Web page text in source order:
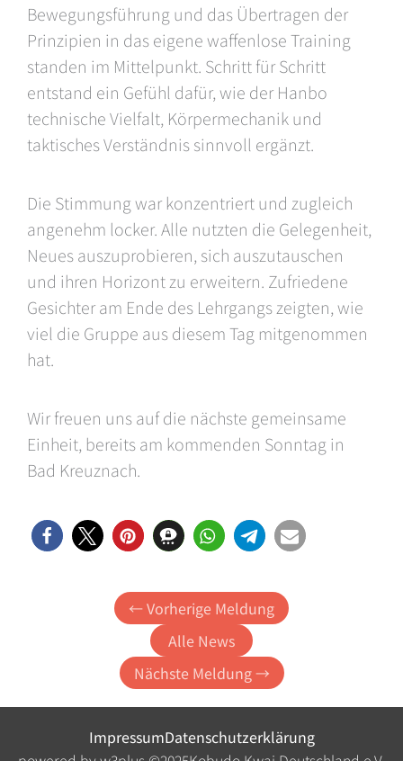
Bewegungsführung und das Übertragen der
Prinzipien in das eigene waffenlose Training
standen im Mittelpunkt. Schritt für Schritt
entstand ein Gefühl dafür, wie der Hanbo
technische Vielfalt, Körpermechanik und
taktisches Verständnis sinnvoll ergänzt.
Die Stimmung war konzentriert und zugleich
angenehm locker. Alle nutzten die Gelegenheit,
Neues auszuprobieren, sich auszutauschen
und ihren Horizont zu erweitern. Zufriedene
Gesichter am Ende des Lehrgangs zeigten, wie
viel die Gruppe aus diesem Tag mitgenommen
hat.
Wir freuen uns auf die nächste gemeinsame
Einheit, bereits am kommenden Sonntag in
Bad Kreuznach.
← Vorherige Meldung
Alle News
Nächste Meldung →
ImpressumDatenschutzerklärung